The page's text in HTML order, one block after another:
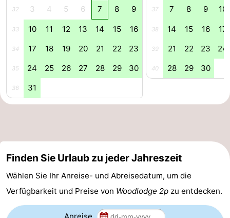
Spielplätze
Indoor-
Spielplätze
Bowling
Minigolfplätze
Wellness-
&
Städte
Natur
Führungen
Sport
-
32 3 4 5 6 7 8 9
33 10 11 12 13 14 15 16
34 17 18 19 20 21 22 23
35 24 25 26 27 28 29 30
36 31
37 7 8 9 10
38 14 15 16 17
39 21 22 23 24
40 28 29 30
Finden Sie Urlaub zu jeder Jahreszeit
Wählen Sie Ihr Anreise- und Abreisedatum, um die
Verfügbarkeit und Preise von Woodlodge 2p zu entdecken.